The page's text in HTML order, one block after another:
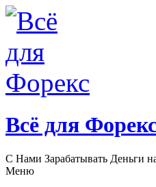
Всё для
С Нами Зарабатывать Деньги
Меню